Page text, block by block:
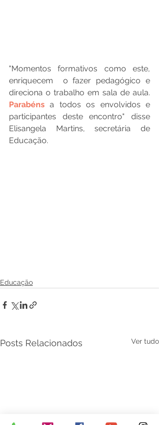
"Momentos formativos como este,
enriquecem  o fazer pedagógico e
Parabéns a todos os envolvidos e
participantes deste encontro" disse
Elisangela Martins, secretária de
Educação.
Educação
Posts Relacionados Ver tudo